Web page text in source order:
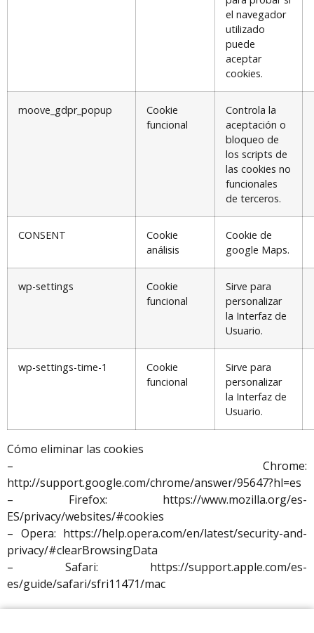
el navegador
utilizado
puede
aceptar
cookies.
moove_gdpr_popup
Cookie
funcional
Controla la
aceptación o
bloqueo de
los scripts de
las cookies no
funcionales
de terceros.
CONSENT
Cookie
análisis
Cookie de
google Maps.
wp-settings
Cookie
funcional
Sirve para
personalizar
la Interfaz de
Usuario.
wp-settings-time-1
Cookie
funcional
Sirve para
personalizar
la Interfaz de
Usuario.
Cómo eliminar las cookies
– Chrome:
http://support.google.com/chrome/answer/95647?hl=es
– Firefox: https://www.mozilla.org/es-
ES/privacy/websites/#cookies
– Opera: https://help.opera.com/en/latest/security-and-
privacy/#clearBrowsingData
– Safari: https://support.apple.com/es-
es/guide/safari/sfri11471/mac